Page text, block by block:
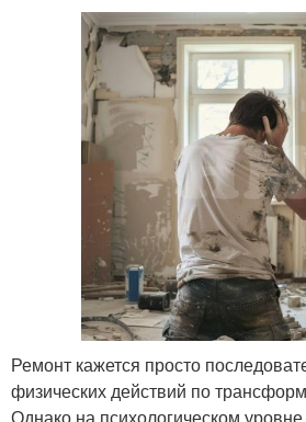
Ремонт кажется просто
физических действий по